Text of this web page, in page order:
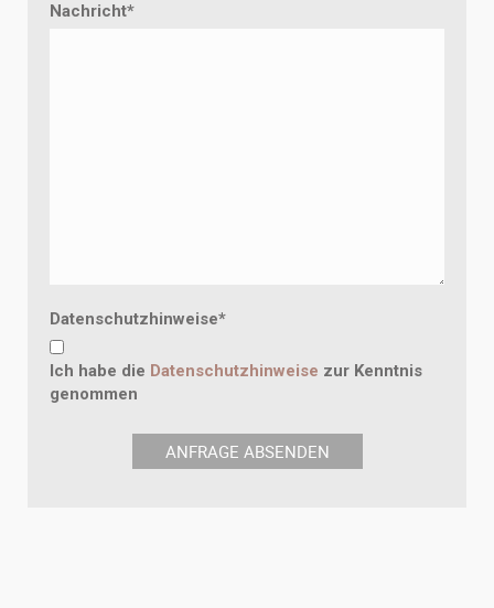
Nachricht*
Datenschutzhinweise*
Ich habe die Datenschutzhinweise zur Kenntnis
genommen